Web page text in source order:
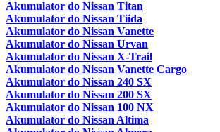
Akumulator do Nissan Titan
Akumulator do Nissan Tiida
Akumulator do Nissan Vanette
Akumulator do Nissan Urvan
Akumulator do Nissan X-Trail
Akumulator do Nissan Vanette Cargo
Akumulator do Nissan 240 SX
Akumulator do Nissan 200 SX
Akumulator do Nissan 100 NX
Akumulator do Nissan Altima